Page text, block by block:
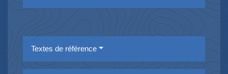
Textes de référence